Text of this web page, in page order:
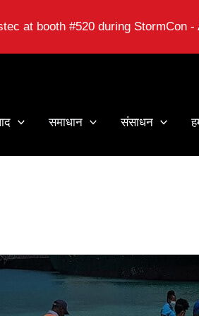
समाधान संसाधन
at booth #520 during StormCon -